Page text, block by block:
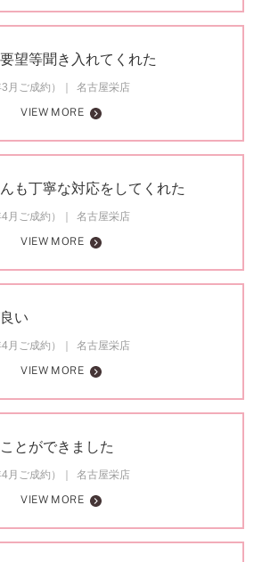
望等聞き入れてくれた
月ご成約）
名古屋栄店
VIEW MORE
も丁寧な対応をしてくれた
月ご成約）
名古屋栄店
VIEW MORE
い
月ご成約）
名古屋栄店
VIEW MORE
とができました
月ご成約）
名古屋栄店
VIEW MORE